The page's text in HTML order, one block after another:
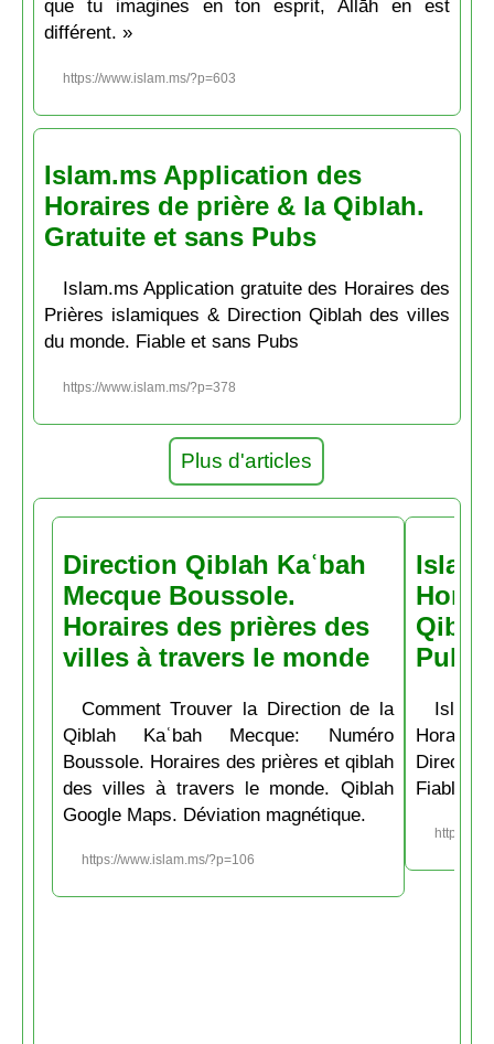
que tu imagines en ton esprit, Allāh en est
différent. »
https://www.islam.ms/?p=603
Islam.ms Application des
Horaires de prière & la Qiblah.
Gratuite et sans Pubs
Islam.ms Application gratuite des Horaires des
Prières islamiques & Direction Qiblah des villes
du monde. Fiable et sans Pubs
https://www.islam.ms/?p=378
Plus d'articles
Direction Qiblah Kaʿbah
Mecque Boussole.
Horaires des prières des
villes à travers le monde
Comment Trouver la Direction de la
Qiblah Kaʿbah Mecque: Numéro
Boussole. Horaires des prières et qiblah
des villes à travers le monde. Qiblah
Google Maps. Déviation magnétique.
https://www.islam.ms/?p=106
Pubs
Fiable et
https://